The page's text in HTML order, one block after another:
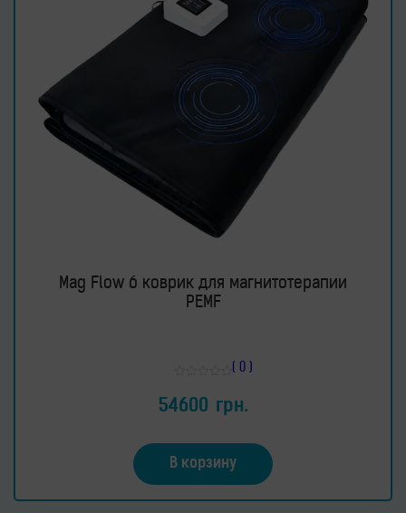
Mag Flow 6 коврик для магнитотерапии
PEMF
0
из
( 0 )
54600 грн.
В корзину